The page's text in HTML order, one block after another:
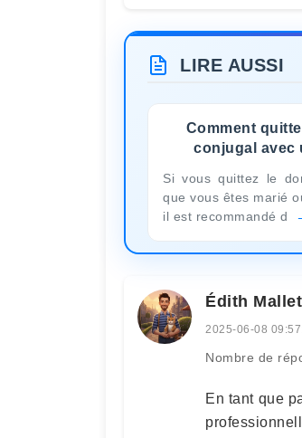
LIRE AUSSI
Comment
conjugal avec
Si vous quittez le
que vous êtes marié
il est recommandé d
Édith Mallet
2025-06-08
Nombre de
En tant que